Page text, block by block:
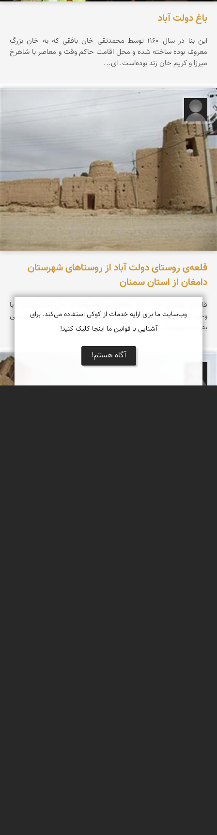
باغ دولت آباد
این بنا در سال ۱۱۶۰ توسط محمدتقی خان بافقی که به خان بزرگ
معروف بوده ساخته شده و محل اقامت حاکم وقت و معاصر با شاهرخ
میرزا و کریم خان زند بوده‌است. ای...
قلعه‌ی روستای دولت آباد از روستاهای شهرستان
دامغان از استان سمنان
قلعه‌ی روستای دولت آباد دامغان که متاسفانه در حال خراب شدن و با
وجود معماری زیبای ایرانی و اسلامی نمیدانم چرا جزء آثار و بنای تاریخی
به ثبت نرسیده...
وب‌سایت ما برای ارایه خدمات از کوکی استفاده می‌کند. برای
آشنایی با قوانین ما اینجا کلیک کنید!
آگاه هستم!